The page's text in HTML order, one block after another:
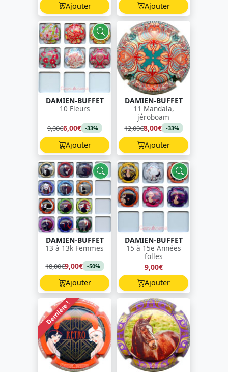
Ajouter
Ajouter
DAMIEN-BUFFET
10 Fleurs
9,00€6,00€ -33%
Ajouter
DAMIEN-BUFFET
11 Mandala,
jéroboam
12,00€8,00€ -33%
Ajouter
DAMIEN-BUFFET
13 à 13k Femmes
18,00€9,00€ -50%
Ajouter
DAMIEN-BUFFET
15 à 15e Années
folles
9,00€
Ajouter
Dernière !